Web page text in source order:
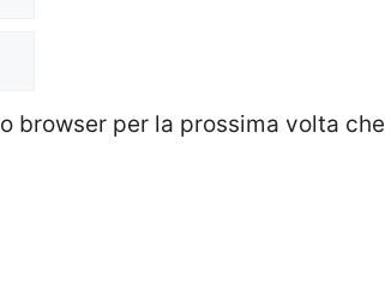
browser per la prossima volta che